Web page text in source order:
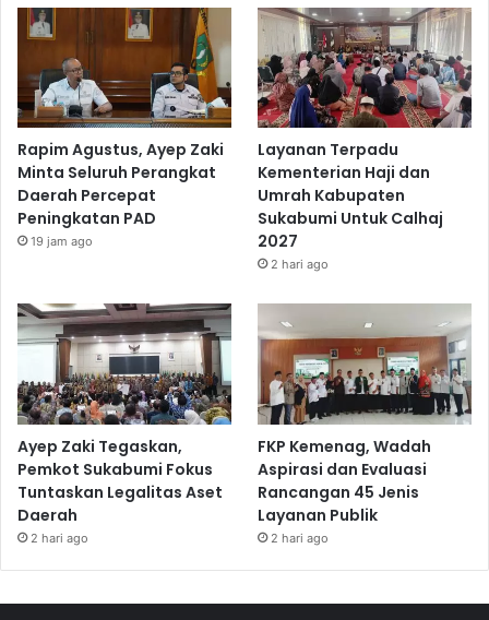
Rapim Agustus, Ayep Zaki
Minta Seluruh Perangkat
Daerah Percepat
Peningkatan PAD
19 jam ago
Layanan Terpadu
Kementerian Haji dan
Umrah Kabupaten
Sukabumi Untuk Calhaj
2027
2 hari ago
Ayep Zaki Tegaskan,
Pemkot Sukabumi Fokus
Tuntaskan Legalitas Aset
Daerah
2 hari ago
FKP Kemenag, Wadah
Aspirasi dan Evaluasi
Rancangan 45 Jenis
Layanan Publik
2 hari ago